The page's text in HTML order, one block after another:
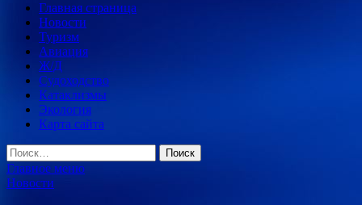
Главная страница
Новости
Туризм
Авиация
Ж/Д
Судоходство
Катаклизмы
Экология
Карта сайта
Найти:
Главное меню
Новости